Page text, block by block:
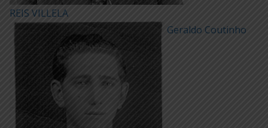
REIS VILLELA
Geraldo Coutinho